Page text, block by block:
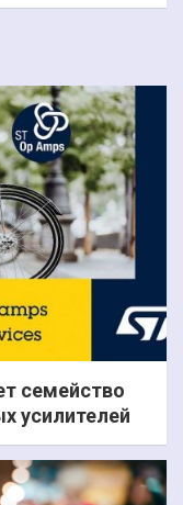
семейство
усилителей